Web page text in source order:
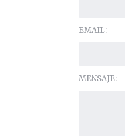
EMAIL:
MENSAJE: